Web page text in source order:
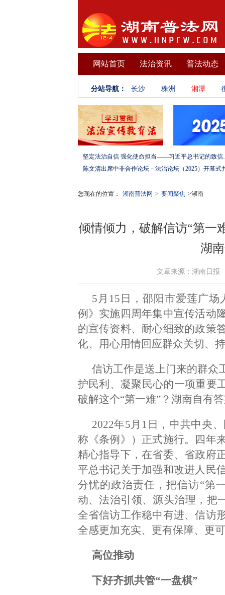
网站首页 法治资讯 普法动态
分站导航： 长沙 株洲 湘潭
坚定法治自信 强化使
您现在的位置： 湖南普法网 > 要闻聚焦 >湖南
倾情倾力，破解信访“第
湖
文章来源：湖南日
5月15日，邵阳市爱莲广
例》实施四周年集中宣传活动
的宣传资料、耐心细致的政策
化、用心用情回应群众关切、
信访工作是送上门来的群众
护民利、凝聚民心的一项重要
破解这个“第一难”？湖南自有
2022年5月1日，中共中央
称《条例》）正式施行。四年
精心指导下，在省委、省政府
平总书记关于加强和改进人民
分忧的政治责任，把信访“第
动、法治引领、源头治理，把
全省信访工作稳中有进、信访
全感更加充实、更有保障、更
高位推动
下好齐抓共管“一盘棋”